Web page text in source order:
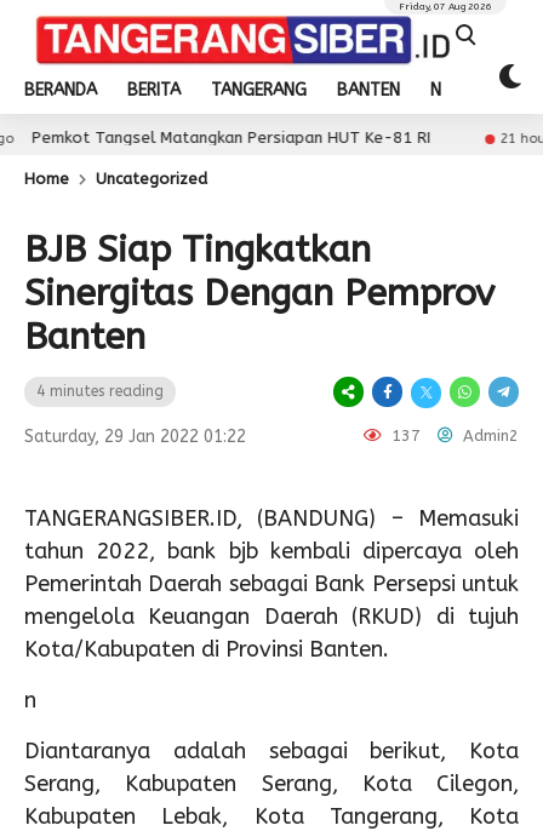
BERANDA BERITA TANGERANG BANTEN NASIONAL
Friday, 07 Aug 2026
Matangkan Persiapan HUT Ke-81 RI 21 hour ago Wabup
Home Uncategorized
BJB Siap Tingkatkan
Sinergitas Dengan Pemprov
Banten
4 minutes reading
Saturday, 29 Jan 2022 01:22 137 Admin2
TANGERANGSIBER.ID, (BANDUNG) – Memasuki
tahun 2022, bank bjb kembali dipercaya oleh
Pemerintah Daerah sebagai Bank Persepsi untuk
mengelola Keuangan Daerah (RKUD) di tujuh
Kota/Kabupaten di Provinsi Banten.
n
Diantaranya adalah sebagai berikut, Kota
Serang, Kabupaten Serang, Kota Cilegon,
Kabupaten Lebak, Kota Tangerang, Kota